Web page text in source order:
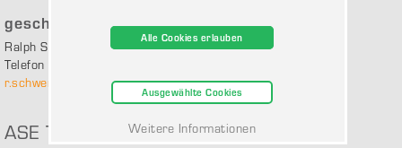
Alle Cookies erlauben
Ausgewählte Cookies
Weitere Informationen
geschäftsführender Gesellschafter
Ralph Schwerdtfeger
Telefon 02131 / 40 213 60
r.schwerdtfeger@ase-kaarst.de
ASE Technik GmbH